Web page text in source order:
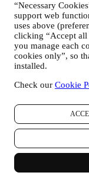
“Necessary
support web
uses above
clicking “Accept all
you manage each
cookies only”, so
installed.
Check our Cookie
pozwalające nam na
w połączeniu z
Dzieci: Nie
18 lat albo więcej,
naszych usług.
Możemy gromadzić
naszej strony
konto Le Creuset,
internetowej lub w
Boutique i Salony
marketingowe. Dane
dane zakupu,
dostawy, dane
płatności w
dane